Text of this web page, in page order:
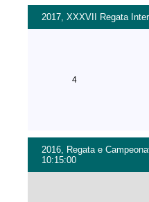
2017, XXXVII Regata
4
2016, Regata e
10:15:00